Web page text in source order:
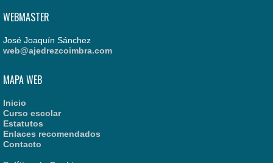
WEBMASTER
José Joaquín Sánchez
web@ajedrezcoimbra.com
MAPA WEB
Inicio
Curso escolar
Estatutos
Enlaces recomendados
Contacto